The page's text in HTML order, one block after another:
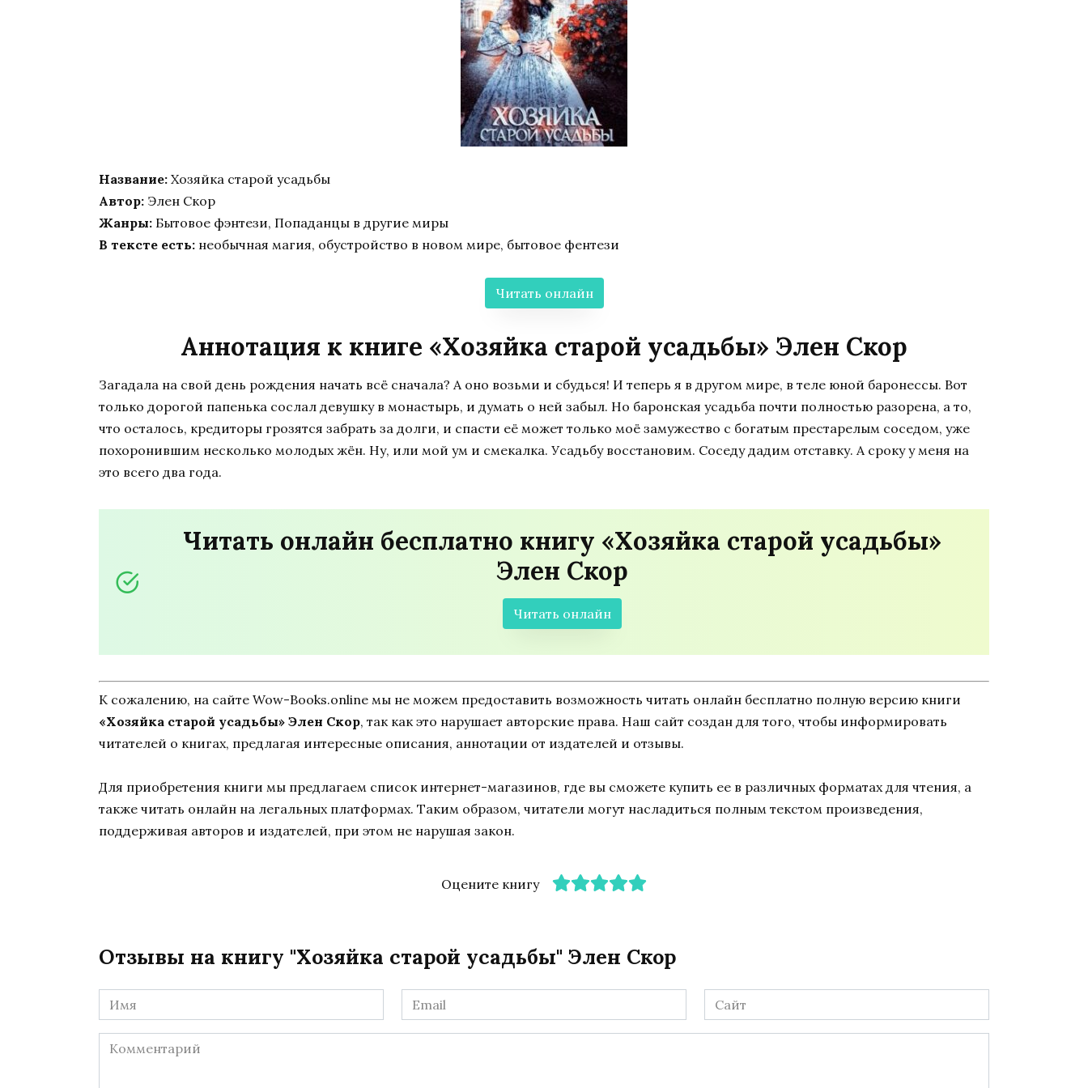
Название: Хозяйка старой усадьбы
Автор: Элен Скор
Жанры: Бытовое фэнтези, Попаданцы в другие миры
В тексте есть: необычная магия, обустройство в новом мире, бытовое фентези
Читать онлайн
Аннотация к книге «Хозяйка старой усадьбы» Элен Скор
Загадала на свой день рождения начать всё сначала? А оно возьми и сбудься! И теперь я в другом мире, в теле юной баронессы. Вот
только дорогой папенька сослал девушку в монастырь, и думать о ней забыл. Но баронская усадьба почти полностью разорена, а то,
что осталось, кредиторы грозятся забрать за долги, и спасти её может только моё замужество с богатым престарелым соседом, уже
похоронившим несколько молодых жён. Ну, или мой ум и смекалка. Усадьбу восстановим. Соседу дадим отставку. А сроку у меня на
это всего два года.
Читать онлайн бесплатно книгу «Хозяйка старой усадьбы»
Элен Скор
Читать онлайн
К сожалению, на сайте Wow-Books.online мы не можем предоставить возможность читать онлайн бесплатно полную версию книги
«Хозяйка старой усадьбы» Элен Скор, так как это нарушает авторские права. Наш сайт создан для того, чтобы информировать
читателей о книгах, предлагая интересные описания, аннотации от издателей и отзывы.
Для приобретения книги мы предлагаем список интернет-магазинов, где вы сможете купить ее в различных форматах для чтения, а
также читать онлайн на легальных платформах. Таким образом, читатели могут насладиться полным текстом произведения,
поддерживая авторов и издателей, при этом не нарушая закон.
Оцените книгу
Отзывы на книгу "Хозяйка старой усадьбы" Элен Скор
Имя
*
Email
*
Сайт
Комментарий